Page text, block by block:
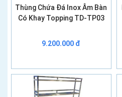
Thùng Chứa Đá Inox Âm Bàn
Có Khay Topping TD-TP03
9.200.000 đ